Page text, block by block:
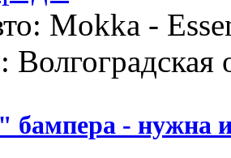
Mokka -
Волгоградская
- нужна